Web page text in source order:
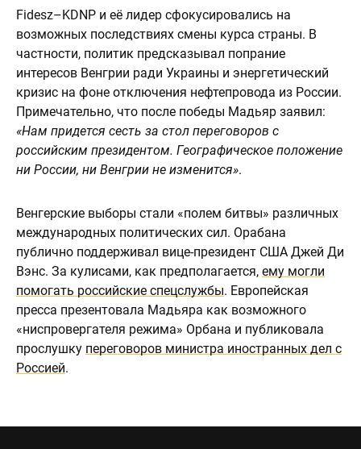
Fidesz–KDNP и её лидер сфокусировались на
возможных последствиях смены курса страны. В
частности, политик предсказывал попрание
интересов Венгрии ради Украины и энергетический
кризис на фоне отключения нефтепровода из России.
Примечательно, что после победы Мадьяр заявил:
«Нам придется сесть за стол переговоров с
российским президентом. Географическое положение
ни России, ни Венгрии не изменится».
Венгерские выборы стали «полем битвы» различных
международных политических сил. Орабана
публично поддерживал вице-президент США Джей Ди
Вэнс. За кулисами, как предполагается, ему могли
помогать российские спецслужбы. Европейская
пресса презентовала Мадьяра как возможного
«ниспровергателя режима» Орбана и публиковала
прослушку переговоров министра иностранных дел с
Россией.